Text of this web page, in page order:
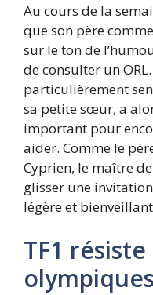
Au cours de la
que son père
sur le ton de
de consulter un ORL.
particulièrement
sa petite sœur, a
important pour
aider. Comme le
Cyprien, le maître
glisser une
légère et
TF1
olympiques